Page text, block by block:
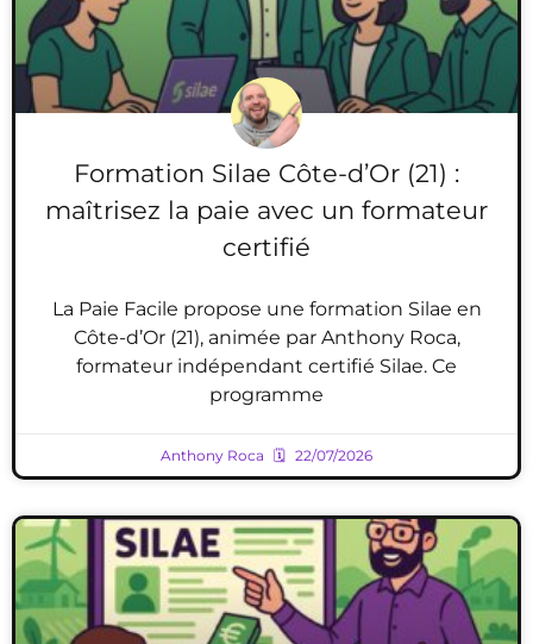
Formation Silae Côte-d’Or (21) :
maîtrisez la paie avec un formateur
certifié
La Paie Facile propose une formation Silae en
Côte-d’Or (21), animée par Anthony Roca,
formateur indépendant certifié Silae. Ce
programme
Anthony Roca 22/07/2026